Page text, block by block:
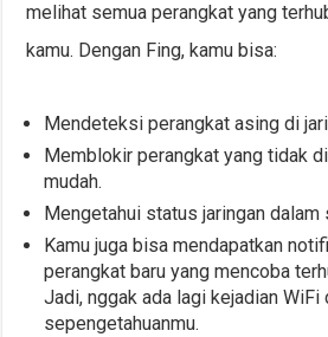
melihat semua perangkat yang
kamu. Dengan Fing, kamu bisa:
Mendeteksi perangkat asing di
Memblokir perangkat yang tidak
mudah.
Mengetahui status jaringan dalam
Kamu juga bisa mendapatkan
perangkat baru yang mencoba
Jadi, nggak ada lagi kejadian WiFi
sepengetahuanmu.